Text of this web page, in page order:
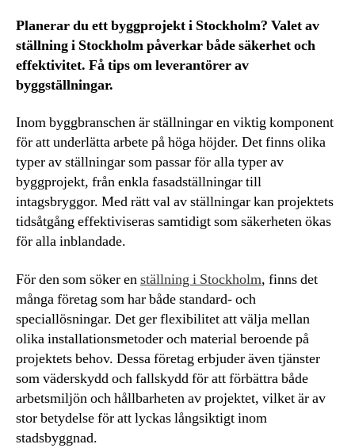
Planerar du ett byggprojekt i Stockholm? Valet av
ställning i Stockholm påverkar både säkerhet och
effektivitet. Få tips om leverantörer av
byggställningar.
Inom byggbranschen är ställningar en viktig komponent
för att underlätta arbete på höga höjder. Det finns olika
typer av ställningar som passar för alla typer av
byggprojekt, från enkla fasadställningar till
intagsbryggor. Med rätt val av ställningar kan projektets
tidsåtgång effektiviseras samtidigt som säkerheten ökas
för alla inblandade.
För den som söker enställning i Stockholm, finns det
många företag som har både standard- och
speciallösningar. Det ger flexibilitet att välja mellan
olika installationsmetoder och material beroende på
projektets behov. Dessa företag erbjuder även tjänster
som väderskydd och fallskydd för att förbättra både
arbetsmiljön och hållbarheten av projektet, vilket är av
stor betydelse för att lyckas långsiktigt inom
stadsbyggnad.